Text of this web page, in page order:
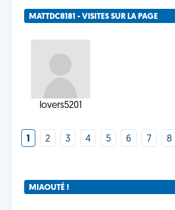
MATTDC8181 - VISITES SUR LA PAGE
lovers5201
1 2 3 4 5 6 7 8
MIAOUTÉ !